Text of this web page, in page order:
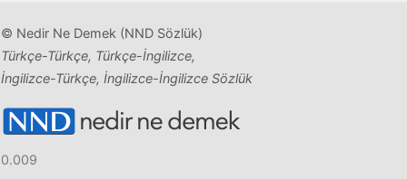
© Nedir Ne Demek (NND Sözlük)
Türkçe-Türkçe, Türkçe-İngilizce,
İngilizce-Türkçe, İngilizce-İngilizce Sözlük
0.009